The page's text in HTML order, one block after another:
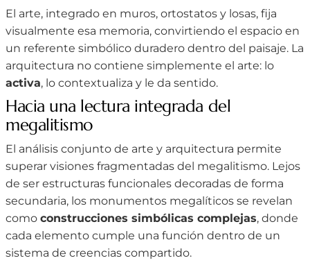
El arte, integrado en muros, ortostatos y losas, fija
visualmente esa memoria, convirtiendo el espacio en
un referente simbólico duradero dentro del paisaje. La
arquitectura no contiene simplemente el arte: lo
activa, lo contextualiza y le da sentido.
Hacia una lectura integrada del
megalitismo
El análisis conjunto de arte y arquitectura permite
superar visiones fragmentadas del megalitismo. Lejos
de ser estructuras funcionales decoradas de forma
secundaria, los monumentos megalíticos se revelan
como construcciones simbólicas complejas, donde
cada elemento cumple una función dentro de un
sistema de creencias compartido.